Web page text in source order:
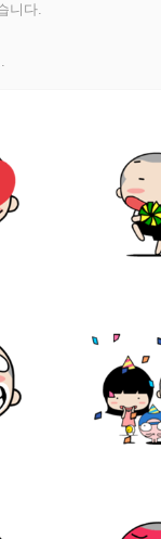
니다.